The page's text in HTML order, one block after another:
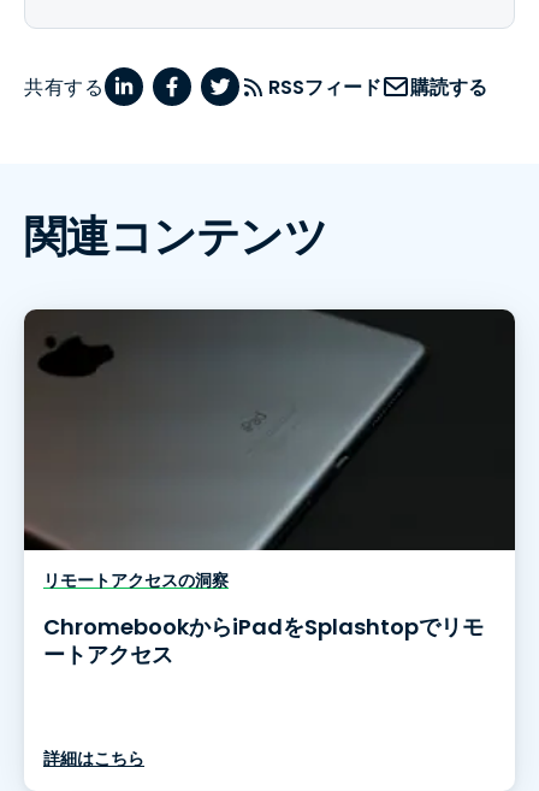
共有する RSSフィード 購読する
関連コンテンツ
リモートアクセスの洞察
ChromebookからiPadをSplashtopでリモ
ートアクセス
詳細はこちら